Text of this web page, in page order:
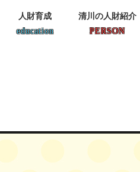
人財育成
education
清川の人財紹介
PERSON